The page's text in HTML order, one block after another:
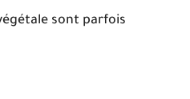
sont parfois